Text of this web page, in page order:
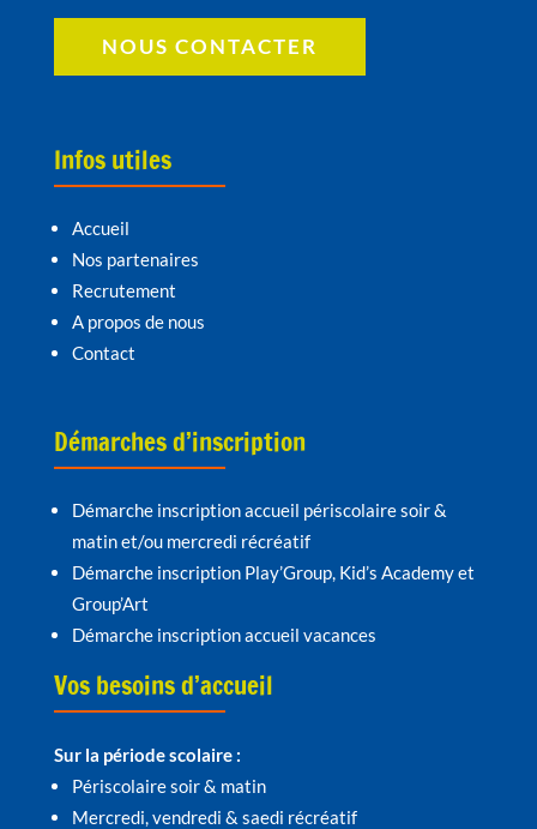
NOUS CONTACTER
Infos utiles
Accueil
Nos partenaires
Recrutement
A propos de nous
Contact
Démarches d’inscription
Démarche inscription accueil périscolaire soir &
matin et/ou mercredi récréatif
Démarche inscription Play’Group, Kid’s Academy et
Group’Art
Démarche inscription accueil vacances
Vos besoins d’accueil
Sur la période scolaire :
Périscolaire soir & matin
Mercredi, vendredi & saedi récréatif